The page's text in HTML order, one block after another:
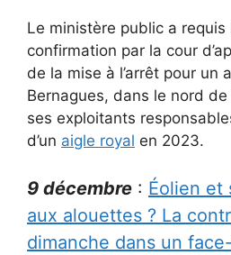
Le ministère public a requis
confirmation par la cour
de la mise à l’arrêt pour un
Bernagues, dans le nord
ses exploitants
d’un aigle royal en 2023.
9 décembre : Éolien et
aux alouettes ? La
dimanche dans un